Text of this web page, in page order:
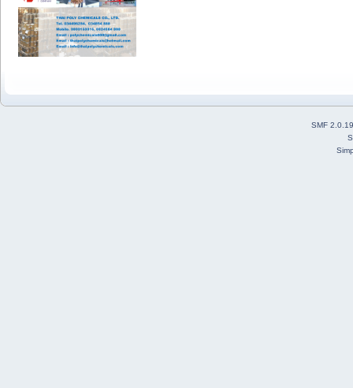
SMF 2.0.19